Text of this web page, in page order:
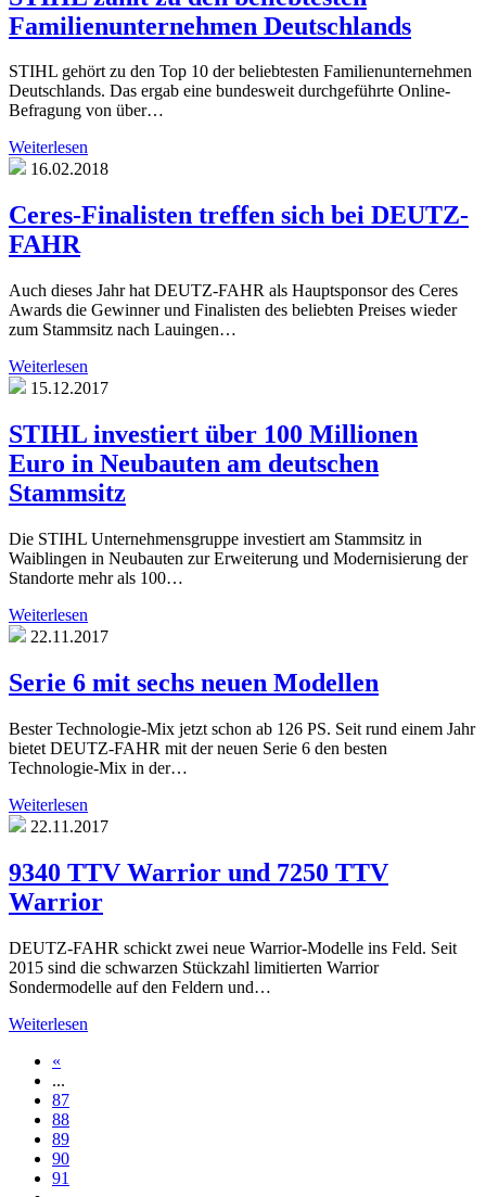
Familienunternehmen Deutschlands
STIHL gehört zu den Top 10 der beliebtesten Familienunternehmen
Deutschlands. Das ergab eine bundesweit durchgeführte Online-
Befragung von über…
Weiterlesen
16.02.2018
Ceres-Finalisten treffen sich bei DEUTZ-
FAHR
Auch dieses Jahr hat DEUTZ-FAHR als Hauptsponsor des Ceres
Awards die Gewinner und Finalisten des beliebten Preises wieder
zum Stammsitz nach Lauingen…
Weiterlesen
15.12.2017
STIHL investiert über 100 Millionen
Euro in Neubauten am deutschen
Stammsitz
Die STIHL Unternehmensgruppe investiert am Stammsitz in
Waiblingen in Neubauten zur Erweiterung und Modernisierung der
Standorte mehr als 100…
Weiterlesen
22.11.2017
Serie 6 mit sechs neuen Modellen
Bester Technologie-Mix jetzt schon ab 126 PS. Seit rund einem Jahr
bietet DEUTZ-FAHR mit der neuen Serie 6 den besten
Technologie-Mix in der…
Weiterlesen
22.11.2017
9340 TTV Warrior und 7250 TTV
Warrior
DEUTZ-FAHR schickt zwei neue Warrior-Modelle ins Feld. Seit
2015 sind die schwarzen Stückzahl limitierten Warrior
Sondermodelle auf den Feldern und…
Weiterlesen
«
...
87
88
89
90
91